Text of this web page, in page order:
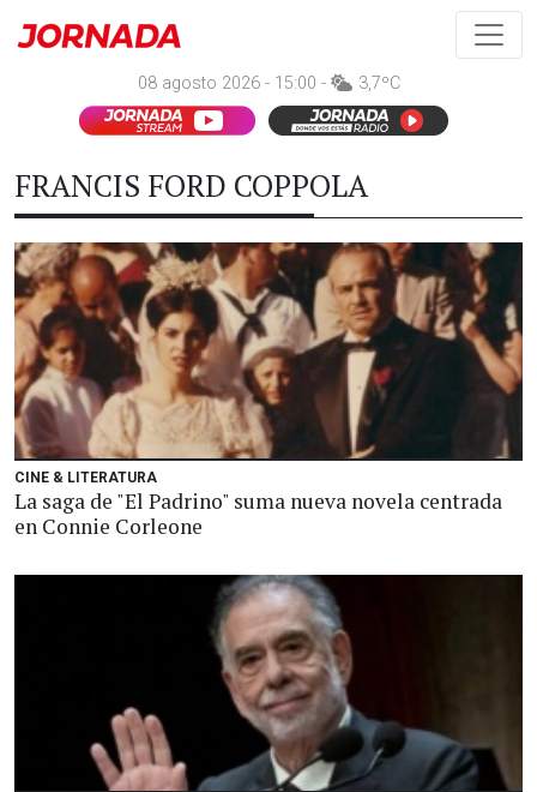
08 agosto 2026 - 15:00 - 3,7ºC
FRANCIS FORD COPPOLA
CINE & LITERATURA
La saga de "El Padrino" suma nueva novela centrada
en Connie Corleone